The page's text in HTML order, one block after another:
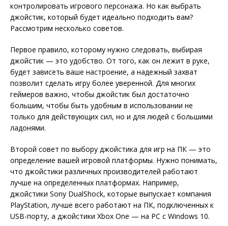
контролировать игрового персонажа. Но как выбрать
джойстик, который будет идеально подходить вам?
Рассмотрим несколько советов.
Первое правило, которому нужно следовать, выбирая
джойстик — это удобство. От того, как он лежит в руке,
будет зависеть ваше настроение, а надежный захват
позволит сделать игру более уверенной. Для многих
геймеров важно, чтобы джойстик был достаточно
большим, чтобы быть удобным в использовании не
только для действующих сил, но и для людей с большими
ладонями.
Второй совет по выбору джойстика для игр на ПК — это
определение вашей игровой платформы. Нужно понимать,
что джойстики различных производителей работают
лучше на определенных платформах. Например,
джойстики Sony DualShock, которые выпускает компания
PlayStation, лучше всего работают на ПК, подключенных к
USB-порту, а джойстики Xbox One — на PC с Windows 10.